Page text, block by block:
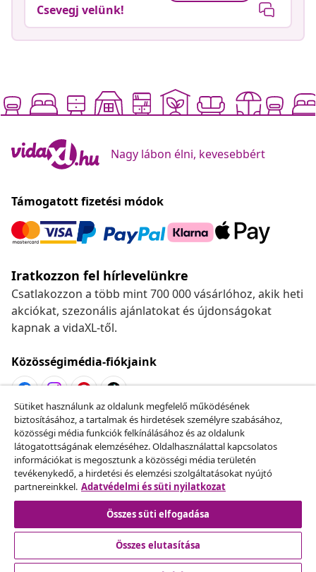
Csevegj velünk!
Nagy lábon élni, kevesebbért
Támogatott fizetési módok
Iratkozzon fel hírlevelünkre
Csatlakozzon a több mint 700 000 vásárlóhoz, akik heti
akciókat, szezonális ajánlatokat és újdonságokat
kapnak a vidaXL-től.
Közösségimédia-fiókjaink
Szerződéstől való elállás
Küldj be egy rendelés lemondására vonatkozó
kérelmet.
Szerződéstől való elállás
Ügyfélszolgálat
Sütiket használunk az oldalunk megfelelő működésének
biztosításához, a tartalmak és hirdetések személyre szabásához,
közösségi média funkciók felkínálásához és az oldalunk
látogatottságának elemzéséhez. Oldalhasználattal kapcsolatos
információkat is megosztunk a közösségi média területén
tevékenykedő, a hirdetési és elemzési szolgáltatásokat nyújtó
partnereinkkel. Adatvédelmi és süti nyilatkozat
Összes süti elfogadása
Összes elutasítása